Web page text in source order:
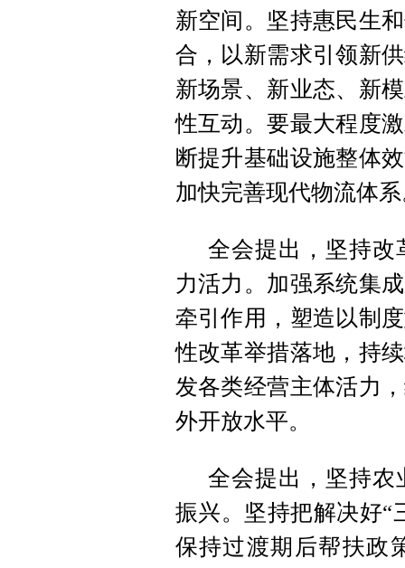
新空间。坚持惠民生
合，以新需求引领新
新场景、新业态、新
性互动。要最大程度
断提升基础设施整体
加快完善现代物流体
全会提出，坚持改
力活力。加强系统集
牵引作用，塑造以制
性改革举措落地，持
发各类经营主体活力
外开放水平。
全会提出，坚持农
振兴。坚持把解决好“
保持过渡期后帮扶政